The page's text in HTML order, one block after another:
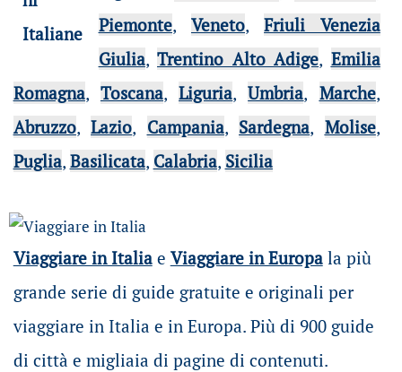
Piemonte, Veneto,Friuli Venezia
Giulia,Trentino Alto Adige, Emilia
Romagna, Toscana,Liguria,Umbria, Marche,
Abruzzo,Lazio, Campania, Sardegna, Molise,
Puglia, Basilicata, Calabria, Sicilia
Viaggiare in Italiae Viaggiare in Europala più
grande serie di guide gratuite e originali per
viaggiare in Italia e in Europa. Più di 900 guide
di città e migliaia di pagine di contenuti.